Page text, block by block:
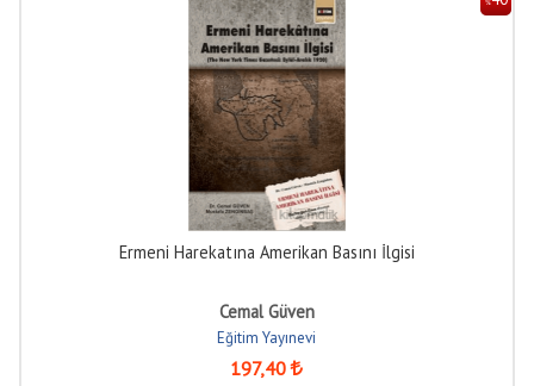
Ermeni Harekatına Amerikan Basını İlgisi
Cemal Güven
Eğitim Yayınevi
197,40